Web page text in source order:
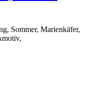
Sommer, Marienkäfer,